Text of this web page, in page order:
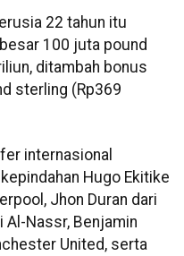
22 tahun itu
100 juta pound
ditambah bonus
sterling (Rp369
internasional
Hugo Ekitike
Jhon Duran dari
Al-Nassr, Benjamin
United, serta